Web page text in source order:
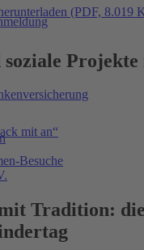
(PDF, 8.019
Projekte
mit an“
Besuche
Tradition: